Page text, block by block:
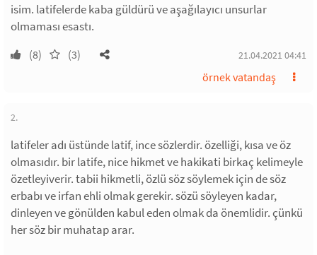
isim. latifelerde kaba güldürü ve aşağılayıcı unsurlar
olmaması esastı.
(8) (3) 21.04.2021 04:41
örnek vatandaş
2.
latifeler adı üstünde latif, ince sözlerdir. özelliği, kısa ve öz
olmasıdır. bir latife, nice hikmet ve hakikati birkaç kelimeyle
özetleyiverir. tabii hikmetli, özlü söz söylemek için de söz
erbabı ve irfan ehli olmak gerekir. sözü söyleyen kadar,
dinleyen ve gönülden kabul eden olmak da önemlidir. çünkü
her söz bir muhatap arar.